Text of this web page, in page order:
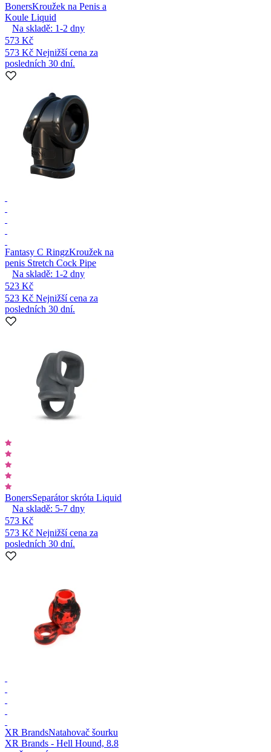
BonersKroužek na Penis a
Koule Liquid
Na skladě: 1-2 dny
573 Kč
573 Kč Nejnižší cena za
posledních 30 dní.
Fantasy C RingzKroužek na
penis Stretch Cock Pipe
Na skladě: 1-2 dny
523 Kč
523 Kč Nejnižší cena za
posledních 30 dní.
BonersSeparátor skróta Liquid
Na skladě: 5-7 dny
573 Kč
573 Kč Nejnižší cena za
posledních 30 dní.
XR BrandsNatahovač šourku
XR Brands - Hell Hound, 8.8